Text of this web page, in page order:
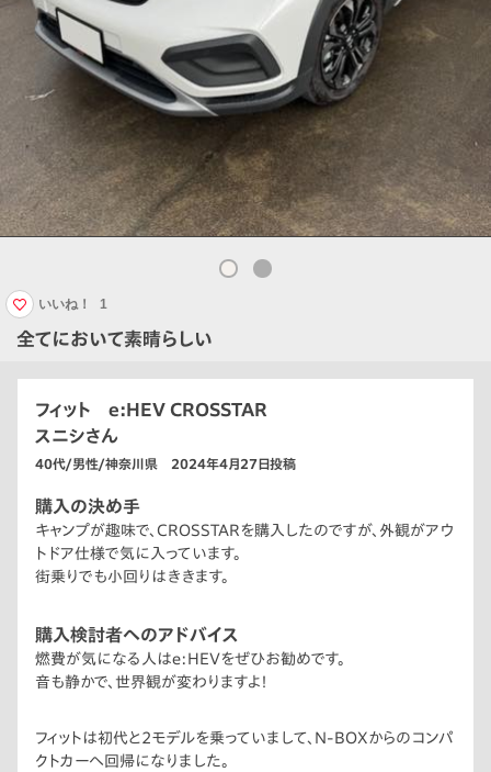
全てにおいて素晴らしい
いいね！ 1
フィット e:HEV CROSSTAR
スニシさん
40代/男性/神奈川県 2024年4月27日投稿
購入の決め手
キャンプが趣味で、CROSSTARを購入したのですが、外観がアウ
トドア仕様で気に入っています。
街乗りでも小回りはききます。
購入検討者へのアドバイス
燃費が気になる人はe:HEVをぜひお勧めです。
音も静かで、世界観が変わりますよ！
フィットは初代と2モデルを乗っていまして、N-BOXからのコンパ
クトカーへ回帰になりました。